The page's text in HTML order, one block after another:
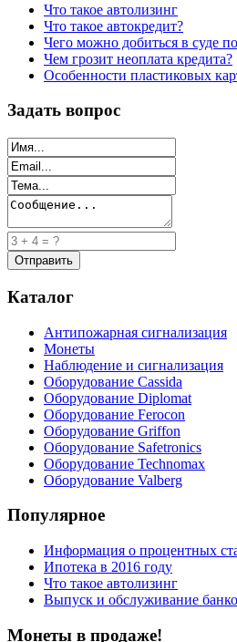
Что такое автолизинг
Что такое автокредит?
Чего можно добиться в суде
Чем грозит неоплата кредита?
Особенности пластиковых
Задать вопрос
Каталог
Антипожарная сигнализация
Монеты
Наблюдение и сигнализация
Оборудование Cassida
Оборудование Diplomat
Оборудование Ferocon
Оборудование Griffon
Оборудование Safetronics
Оборудование Technomax
Оборудование Valberg
Популярное
Информация о процентных
Ипотека в 2016 году
Что такое автолизинг
Выпуск и обслуживание
Монеты в продаже!